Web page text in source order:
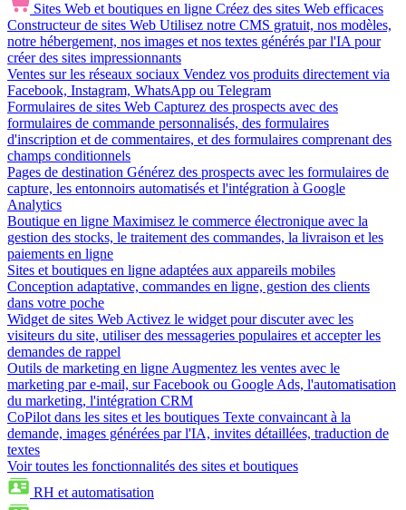
Sites Web et boutiques en ligne Créez des sites Web efficaces
Constructeur de sites Web Utilisez notre CMS gratuit, nos modèles,
notre hébergement, nos images et nos textes générés par l'IA pour
créer des sites impressionnants
Ventes sur les réseaux sociaux Vendez vos produits directement via
Facebook, Instagram, WhatsApp ou Telegram
Formulaires de sites Web Capturez des prospects avec des
formulaires de commande personnalisés, des formulaires
d'inscription et de commentaires, et des formulaires comprenant des
champs conditionnels
Pages de destination Générez des prospects avec les formulaires de
capture, les entonnoirs automatisés et l'intégration à Google
Analytics
Boutique en ligne Maximisez le commerce électronique avec la
gestion des stocks, le traitement des commandes, la livraison et les
paiements en ligne
Sites et boutiques en ligne adaptées aux appareils mobiles
Conception adaptative, commandes en ligne, gestion des clients
dans votre poche
Widget de sites Web Activez le widget pour discuter avec les
visiteurs du site, utiliser des messageries populaires et accepter les
demandes de rappel
Outils de marketing en ligne Augmentez les ventes avec le
marketing par e-mail, sur Facebook ou Google Ads, l'automatisation
du marketing, l'intégration CRM
CoPilot dans les sites et les boutiques Texte convaincant à la
demande, images générées par l'IA, invites détaillées, traduction de
textes
Voir toutes les fonctionnalités des sites et boutiques
RH et automatisation